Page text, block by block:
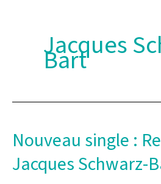
Jacques
Bart
Nouveau single :
Jacques Schwarz-